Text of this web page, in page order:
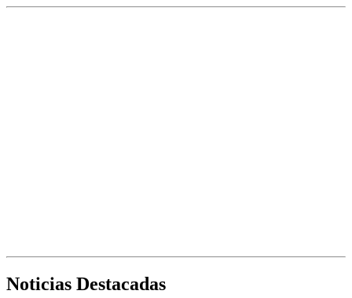
Noticias Destacadas